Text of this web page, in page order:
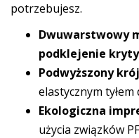
potrzebujesz.
Dwuwarstwowy
podklejenie
Podwyższony
elastycznym
Ekologiczna
użycia związków